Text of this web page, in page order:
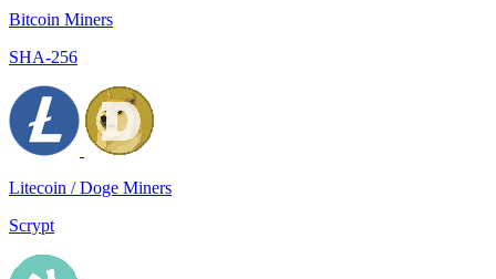
Bitcoin Miners
SHA-256
Litecoin / Doge Miners
Scrypt